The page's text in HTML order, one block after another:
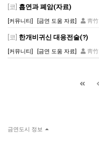
[코] 흡연과 폐암(자료)
[커뮤니티] [금연 도움 자료] 靑竹
[코] 한개비귀신 대응전술(?)
[커뮤니티] [금연 도움 자료] 靑竹
금연도시 정보